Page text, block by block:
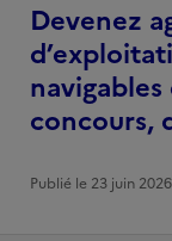
Devenez
concours,
Publié le 23 juin 2026